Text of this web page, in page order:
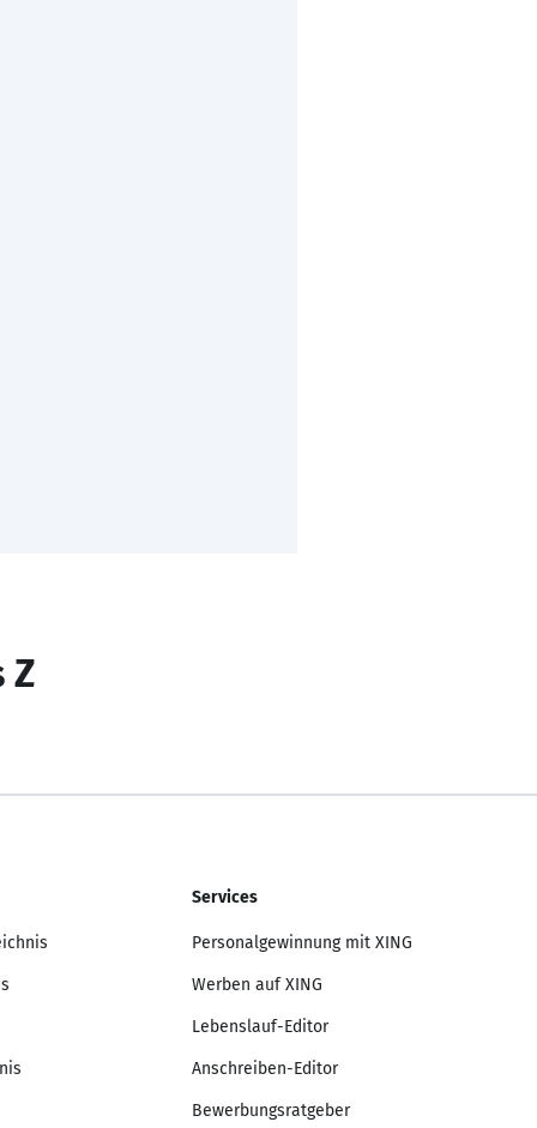
Z
Services
Personalgewinnung mit XING
Werben auf XING
Lebenslauf-Editor
Anschreiben-Editor
Bewerbungsratgeber